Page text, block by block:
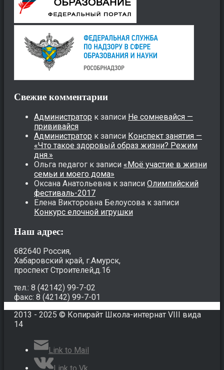
Свежие комментарии
Администратор к записи Не сомневайся —
прививайся
Администратор к записи Конспект занятия —
«Что такое здоровый образ жизни? Режим
дня.»
Ольга педагог к записи «Моё участие в жизни
семьи и моего дома»
Оксана Анатольевна к записи Олимпийский
фестиваль-2017
Елена Викторовна Белоусова к записи
Конкурс елочной игрушки
Наш адрес:
682640 Россия,
Хабаровский край, г.Амурск,
проспект Строителей,д.16
тел.: 8 (42142) 99-7-02
факс: 8 (42142) 99-7-01
2013 - 2025 © Копирайт Школа-интернат VIII вида
14
Link to Mail